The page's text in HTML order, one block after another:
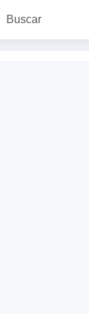
Buscar